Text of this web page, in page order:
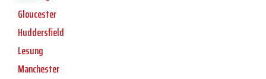
Gloucester
Huddersfield
Lesung
Manchester